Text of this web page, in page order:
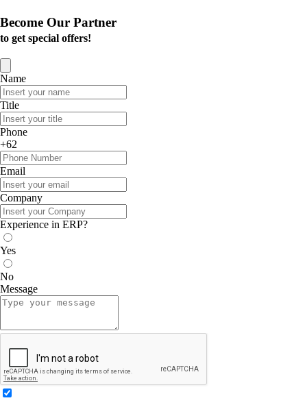
Become Our Partner
to get special offers!
Name
Title
Phone
+62
Email
Company
Experience in ERP?
Yes
No
Message